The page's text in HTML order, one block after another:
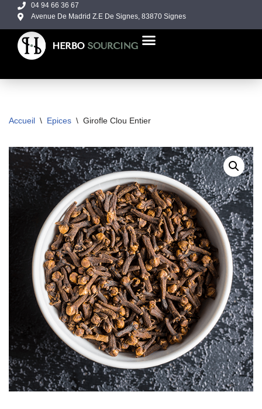
Aller
au
contenu
04 94 66 36 67
Avenue De Madrid Z.E De Signes, 83870 Signes
Accueil \ Epices \ Girofle Clou Entier